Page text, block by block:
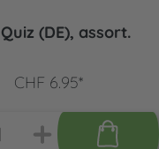
(DE), assort.
CHF 6.95*